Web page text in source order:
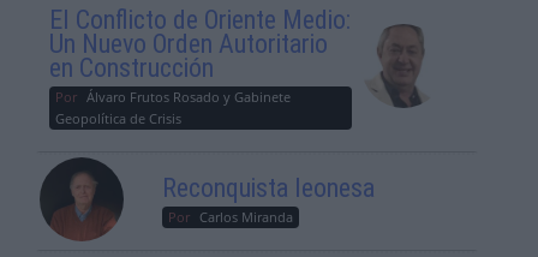
El Conflicto de Oriente Medio:
Un Nuevo Orden Autoritario
en Construcción
Por Álvaro Frutos Rosado y Gabinete
Geopolítica de Crisis
Reconquista leonesa
Por Carlos Miranda